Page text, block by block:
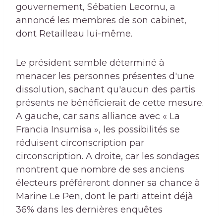
gouvernement, Sébatien Lecornu, a
annoncé les membres de son cabinet,
dont Retailleau lui-même.
Le président semble déterminé à
menacer les personnes présentes d'une
dissolution, sachant qu'aucun des partis
présents ne bénéficierait de cette mesure.
A gauche, car sans alliance avec « La
Francia Insumisa », les possibilités se
réduisent circonscription par
circonscription. A droite, car les sondages
montrent que nombre de ses anciens
électeurs préféreront donner sa chance à
Marine Le Pen, dont le parti atteint déjà
36% dans les dernières enquêtes